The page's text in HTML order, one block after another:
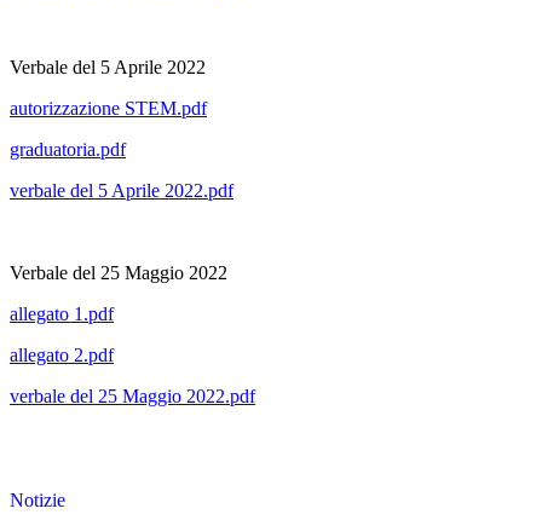
Verbale del 5 Aprile 2022
autorizzazione STEM.pdf
graduatoria.pdf
verbale del 5 Aprile 2022.pdf
Verbale del 25 Maggio 2022
allegato 1.pdf
allegato 2.pdf
verbale del 25 Maggio 2022.pdf
Notizie